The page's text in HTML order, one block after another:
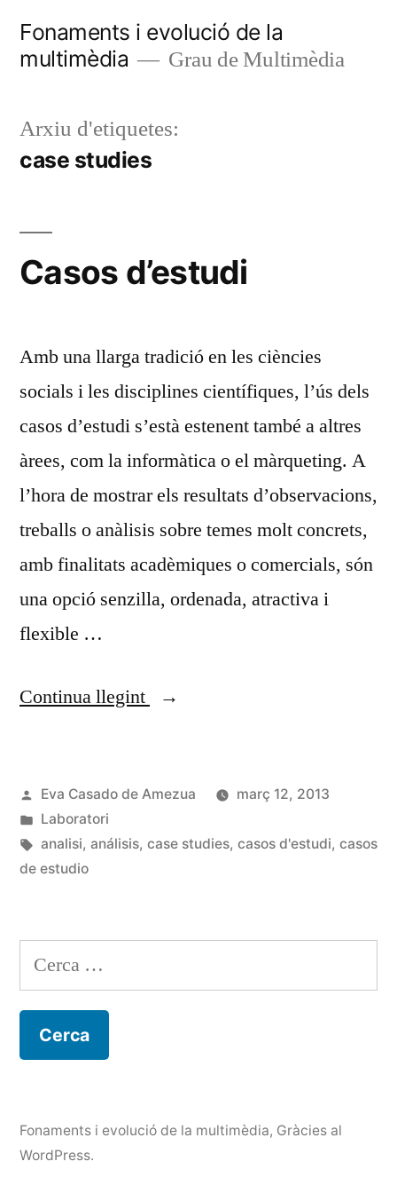
Fonaments i evolució de la
multimèdia
Grau de Multimèdia
Arxiu d'etiquetes:
case studies
Casos d’estudi
Amb una llarga tradició en les ciències
socials i les disciplines científiques, l’ús dels
casos d’estudi s’està estenent també a altres
àrees, com la informàtica o el màrqueting. A
l’hora de mostrar els resultats d’observacions,
treballs o anàlisis sobre temes molt concrets,
amb finalitats acadèmiques o comercials, són
una opció senzilla, ordenada, atractiva i
flexible …
Continua llegint
«Casos
Publicat
per
Eva Casado de Amezua
març 12, 2013
Publicat
en
Laboratori
Etiquetes:
analisi, análisis, case studies, casos d'estudi, casos
de estudio
Cerca:
Fonaments i evolució de la multimèdia, Gràcies al
WordPress.